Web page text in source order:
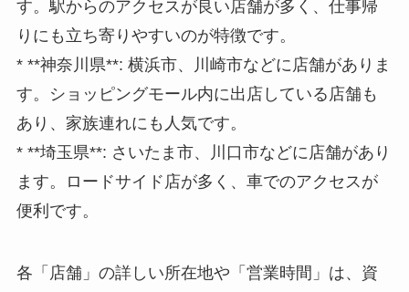
す。駅からのアクセスが良い店舗が多く、仕事帰
りにも立ち寄りやすいのが特徴です。
* **神奈川県**: 横浜市、川崎市などに店舗がありま
す。ショッピングモール内に出店している店舗も
あり、家族連れにも人気です。
* **埼玉県**: さいたま市、川口市などに店舗があり
ます。ロードサイド店が多く、車でのアクセスが
便利です。
各「店舗」の詳しい所在地や「営業時間」は、資